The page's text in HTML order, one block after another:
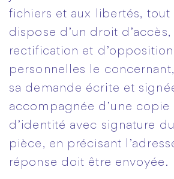
fichiers et aux libertés, tout
dispose d’un droit d’accès,
rectification et
personnelles le
sa demande écrite et
accompagnée d’une copie
d’identité avec signature
pièce, en précisant
réponse doit être envoyée.